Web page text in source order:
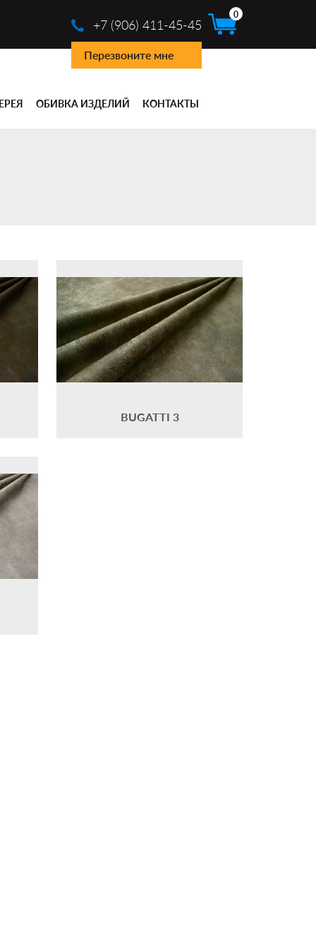
+7 (906) 411-45-45
Перезвоните мне
0
ОБИВКА ИЗДЕЛИЙ КОНТАКТЫ
BUGATTI 3